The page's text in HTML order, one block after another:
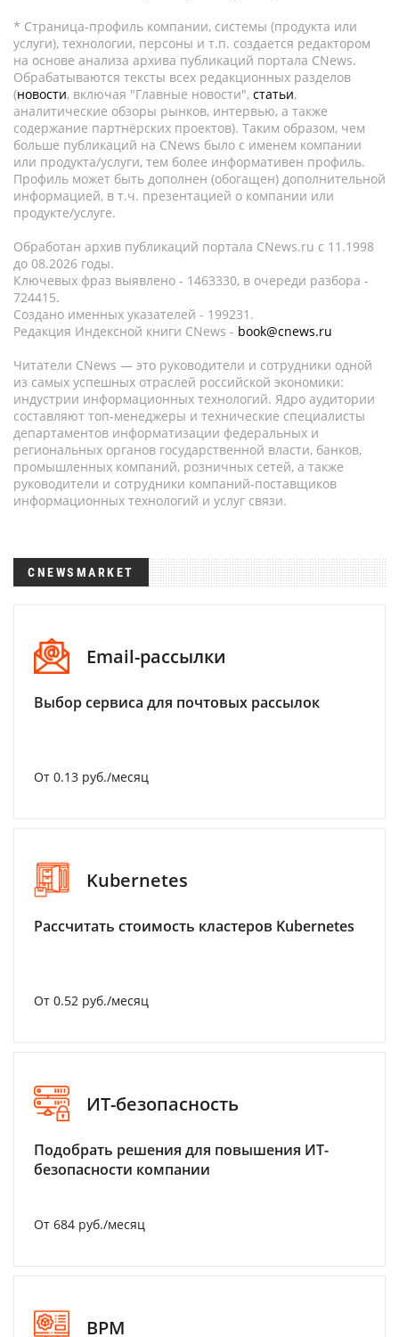
* Страница-профиль компании, системы (продукта или
услуги), технологии, персоны и т.п. создается редактором
на основе анализа архива публикаций портала CNews.
Обрабатываются тексты всех редакционных разделов
(новости, включая "Главные новости", статьи,
аналитические обзоры рынков, интервью, а также
содержание партнёрских проектов). Таким образом, чем
больше публикаций на CNews было с именем компании
или продукта/услуги, тем более информативен профиль.
Профиль может быть дополнен (обогащен) дополнительной
информацией, в т.ч. презентацией о компании или
продукте/услуге.
Обработан архив публикаций портала CNews.ru c 11.1998
до 08.2026 годы.
Ключевых фраз выявлено - 1463330, в очереди разбора -
724415.
Создано именных указателей - 199231.
Редакция Индексной книги CNews - book@cnews.ru
Читатели CNews — это руководители и сотрудники одной
из самых успешных отраслей российской экономики:
индустрии информационных технологий. Ядро аудитории
составляют топ-менеджеры и технические специалисты
департаментов информатизации федеральных и
региональных органов государственной власти, банков,
промышленных компаний, розничных сетей, а также
руководители и сотрудники компаний-поставщиков
информационных технологий и услуг связи.
CNEWSMARKET
Email-рассылки
Выбор сервиса для почтовых рассылок
От 0.13 руб./месяц
Kubernetes
Рассчитать стоимость кластеров Kubernetes
От 0.52 руб./месяц
ИТ-безопасность
Подобрать решения для повышения ИТ-
безопасности компании
От 684 руб./месяц
BPM